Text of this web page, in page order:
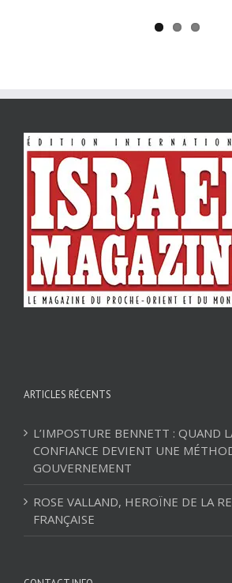
ARTICLES RÉCENTS
L’IMPOSTURE BENNETT : QUAND
CONFIANCE DEVIENT UNE
GOUVERNEMENT
ROSE VALLAND, HEROÏNE DE LA
FRANÇAISE